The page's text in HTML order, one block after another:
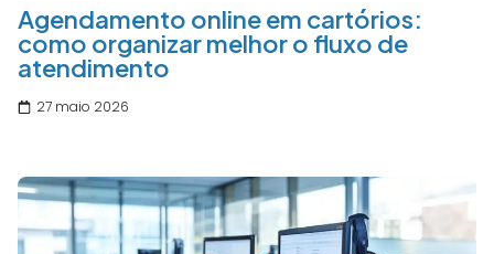
Agendamento online em cartórios:
como organizar melhor o fluxo de
atendimento
27 maio 2026